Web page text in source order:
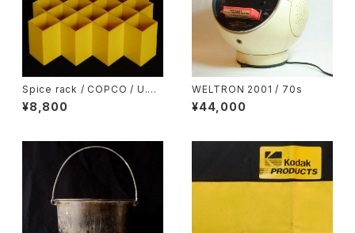
Spice rack / COPCO / U.S.
A.
¥8,800
WELTRON 2001 / 70s
¥44,000